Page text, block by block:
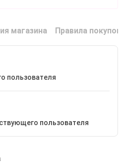
магазина Правила покупок
пользователя
пользователя